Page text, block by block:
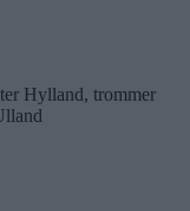
Hylland, trommer